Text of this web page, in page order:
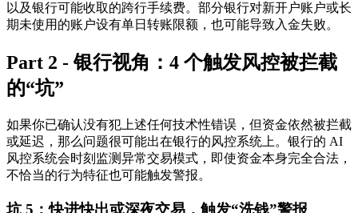
以及银行可能收取的跨行手续费。部分银行对新开户账户或长
期未使用的账户设有单日转账限额，也可能导致入金失败。
Part 2 - 银行视角：4 个触发风控被拦截
的“坑”
如果你已确认没有犯上述任何技术性错误，但资金依然被拦截
或延迟，那么问题很可能出在银行的风控系统上。银行的 AI
风控系统会时刻监测异常交易模式，即使资金本身完全合法，
不恰当的行为特征也可能触发警报。
坑 5：快进快出或深夜交易，触发“洗钱”警报